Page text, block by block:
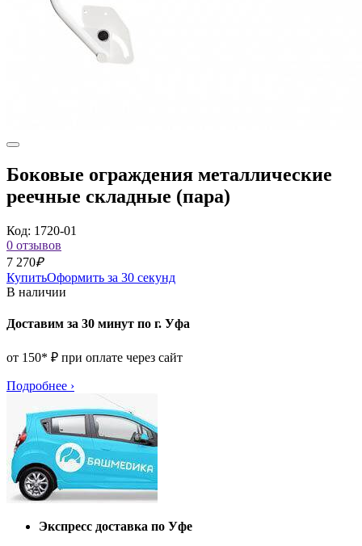
Боковые ограждения металлические
реечные складные (пара)
Код: 1720-01
0 отзывов
7 270₽
КупитьОформить за 30 секунд
В наличии
Доставим за 30 минут по г. Уфа
от 150* ₽ при оплате через сайт
Подробнее ›
Экспресс доставка по Уфе